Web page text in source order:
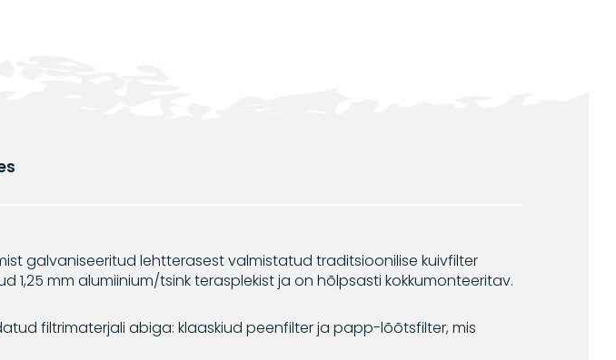
galvaniseeritud lehtterasest valmistatud traditsioonilise kuivfilter
1,25 mm alumiinium/tsink terasplekist ja on hõlpsasti kokkumonteeritav.
filtrimaterjali abiga: klaaskiud peenfilter ja papp-lõõtsfilter, mis